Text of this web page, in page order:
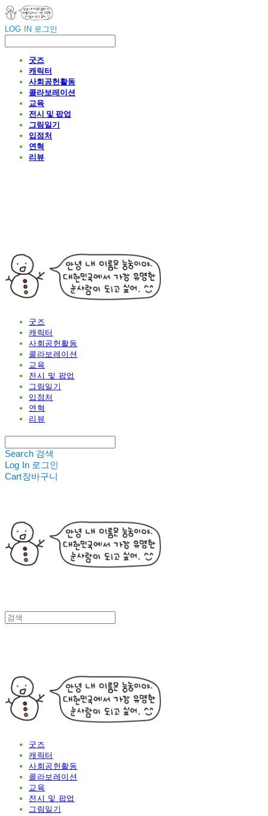
LOG IN 로그인
굿즈
캐릭터
사회공헌활동
콜라보레이션
교육
전시 및 팝업
그림일기
입점처
연혁
리뷰
굿즈
캐릭터
사회공헌활동
콜라보레이션
교육
전시 및 팝업
그림일기
입점처
연혁
리뷰
Search 검색
Log In 로그인
Cart장바구니
굿즈
캐릭터
사회공헌활동
콜라보레이션
교육
전시 및 팝업
그림일기